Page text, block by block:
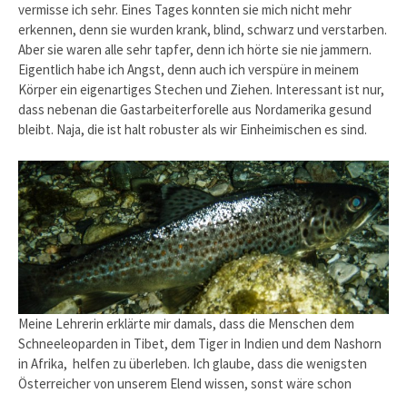
vermisse ich sehr. Eines Tages konnten sie mich nicht mehr
erkennen, denn sie wurden krank, blind, schwarz und verstarben.
Aber sie waren alle sehr tapfer, denn ich hörte sie nie jammern.
Eigentlich habe ich Angst, denn auch ich verspüre in meinem
Körper ein eigenartiges Stechen und Ziehen. Interessant ist nur,
dass nebenan die Gastarbeiterforelle aus Nordamerika gesund
bleibt. Naja, die ist halt robuster als wir Einheimischen es sind.
Meine Lehrerin erklärte mir damals, dass die Menschen dem
Schneeleoparden in Tibet, dem Tiger in Indien und dem Nashorn
in Afrika, helfen zu überleben. Ich glaube, dass die wenigsten
Österreicher von unserem Elend wissen, sonst wäre schon